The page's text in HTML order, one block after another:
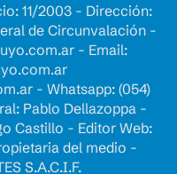
11/2003 - Dirección:
de Circunvalación -
- Email:
- Whatsapp: (054)
Pablo Dellazoppa -
Castillo - Editor Web:
del medio -
S.A.C.I.F.